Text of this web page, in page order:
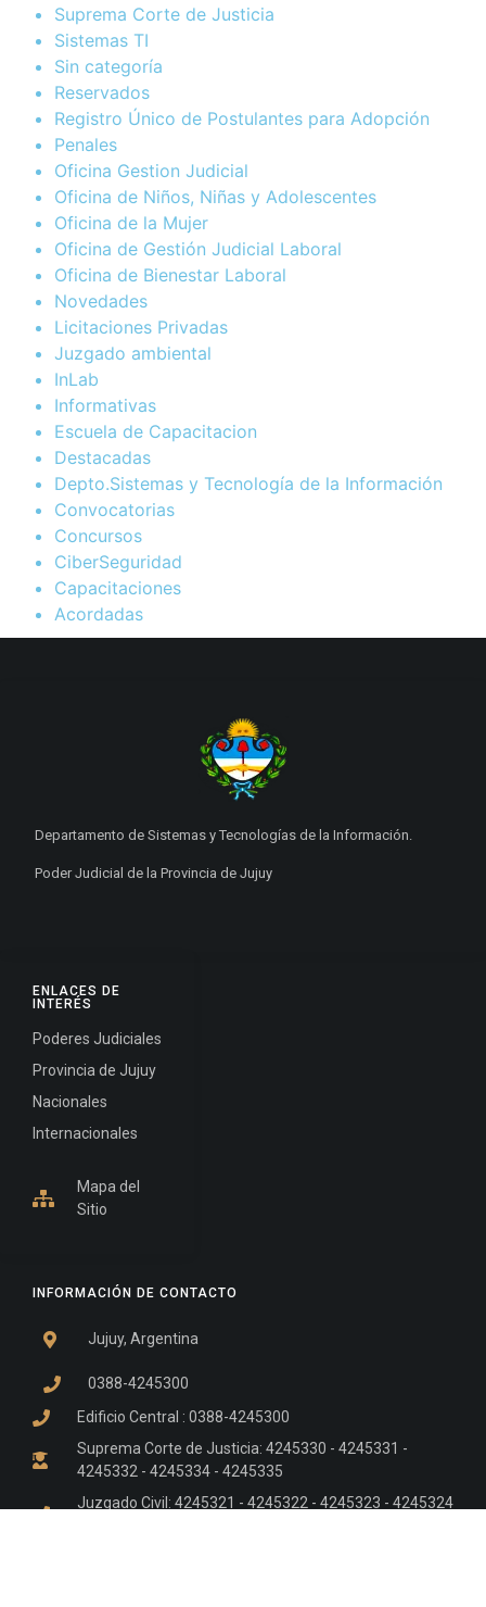
Suprema Corte de Justicia
Sistemas TI
Sin categoría
Reservados
Registro Único de Postulantes para Adopción
Penales
Oficina Gestion Judicial
Oficina de Niños, Niñas y Adolescentes
Oficina de la Mujer
Oficina de Gestión Judicial Laboral
Oficina de Bienestar Laboral
Novedades
Licitaciones Privadas
Juzgado ambiental
InLab
Informativas
Escuela de Capacitacion
Destacadas
Depto.Sistemas y Tecnología de la Información
Convocatorias
Concursos
CiberSeguridad
Capacitaciones
Acordadas
INFORMACIÓN DE CONTACTO
Jujuy, Argentina
0388-4245300
Edificio Central : 0388-4245300
Suprema Corte de Justicia: 4245330 - 4245331 -
4245332 - 4245334 - 4245335
Juzgado Civil: 4245321 - 4245322 - 4245323 - 4245324
ENLACES DE
INTERÉS
Poderes Judiciales
Provincia de Jujuy
Nacionales
Internacionales
Mapa del
Sitio
Departamento de Sistemas y Tecnologías de la Información.
Poder Judicial de la Provincia de Jujuy